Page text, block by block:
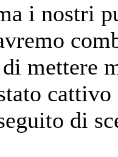
i nostri
mettere
di